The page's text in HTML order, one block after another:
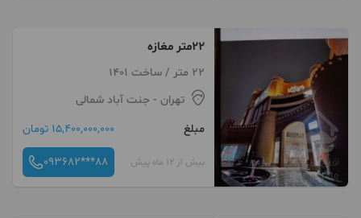
22متر مغازه
22 متر / ساخت 1401
تهران - جنت آباد شمالی
مبلغ
15,400,000,000 تومان
بیش از 12 ماه پیش 093682***88